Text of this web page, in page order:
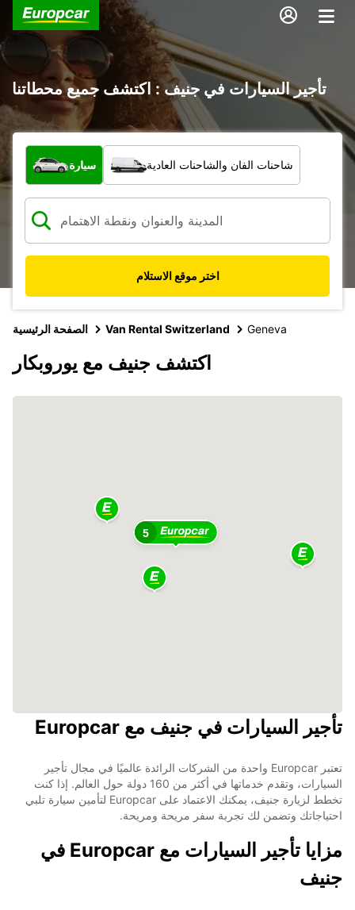
تأجير السيارات في جنيف : اكتشف جميع محطاتنا
ما نوع المركبة؟
سيارة شاحنات الفان والشاحنات العادية
اختر موقع الاستلام
الصفحة الرئيسية Van Rental Switzerland Geneva
اكتشف جنيف مع يوروبكار
5
تأجير السيارات في جنيف مع Europcar
تعتبر Europcar واحدة من الشركات الرائدة عالميًا في مجال تأجير
السيارات، وتقدم خدماتها في أكثر من 160 دولة حول العالم. إذا كنت
تخطط لزيارة جنيف، يمكنك الاعتماد على Europcar لتأمين سيارة تلبي
احتياجاتك وتضمن لك تجربة سفر مريحة ومريحة.
مزايا تأجير السيارات مع Europcar في
جنيف